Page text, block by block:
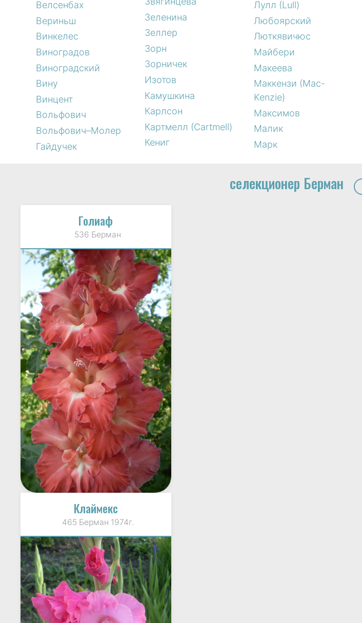
Велсенбах
Вериньш
Винкелес
Виноградов
Виноградский
Вину
Винцент
Вольфович
Вольфович–Молер
Гайдучек
Зеленина
Зеллер
Зорн
Зорничек
Изотов
Камушкина
Карлсон
Картмелл (Cartmell)
Кениг
Лулл (Lull)
Любоярский
Люткявичюс
Майбери
Макеева
Маккензи (Mac-
Kenzie)
Максимов
Малик
Марк
селекционер Берман
Голиаф
536 Берман
Клаймекс
465 Берман 1974г.